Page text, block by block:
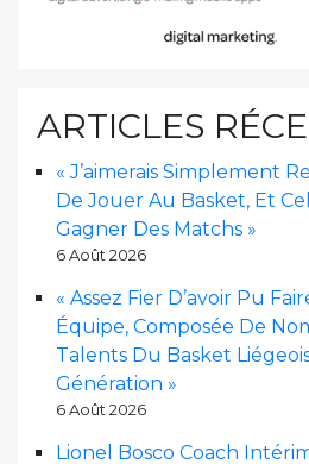
ARTICLES
« J’aimerais Simplement
De Jouer Au Basket, Et
Gagner Des Matchs »
6 Août 2026
« Assez Fier D’avoir Pu
Équipe, Composée De
Talents Du Basket
Génération »
6 Août 2026
Lionel Bosco Coach